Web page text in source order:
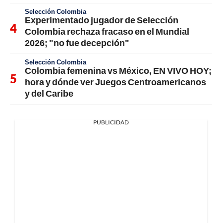
Selección Colombia
Experimentado jugador de Selección
Colombia rechaza fracaso en el Mundial
2026; "no fue decepción"
Selección Colombia
Colombia femenina vs México, EN VIVO HOY;
hora y dónde ver Juegos Centroamericanos
y del Caribe
PUBLICIDAD